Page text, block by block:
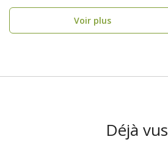
Voir plus
Déjà vus